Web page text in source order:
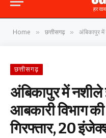
Home » छत्तीसगढ़ » अंबिकापुर में नशीले
छत्तीसगढ़
अंबिकापुर में
आबकारी विभाग
गिरफ्तार, 20